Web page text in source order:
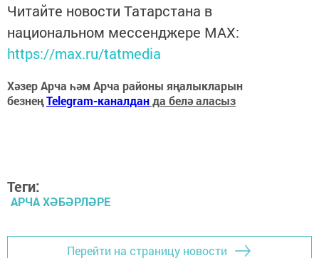
Читайте новости Татарстана в
национальном мессенджере MАХ:
https://max.ru/tatmedia
Хәзер Арча һәм Арча районы яңалыкларын
безнеңTelegram-каналданда белә аласыз
Теги:
АРЧА ХӘБӘРЛӘРЕ
Перейти на страницу новости